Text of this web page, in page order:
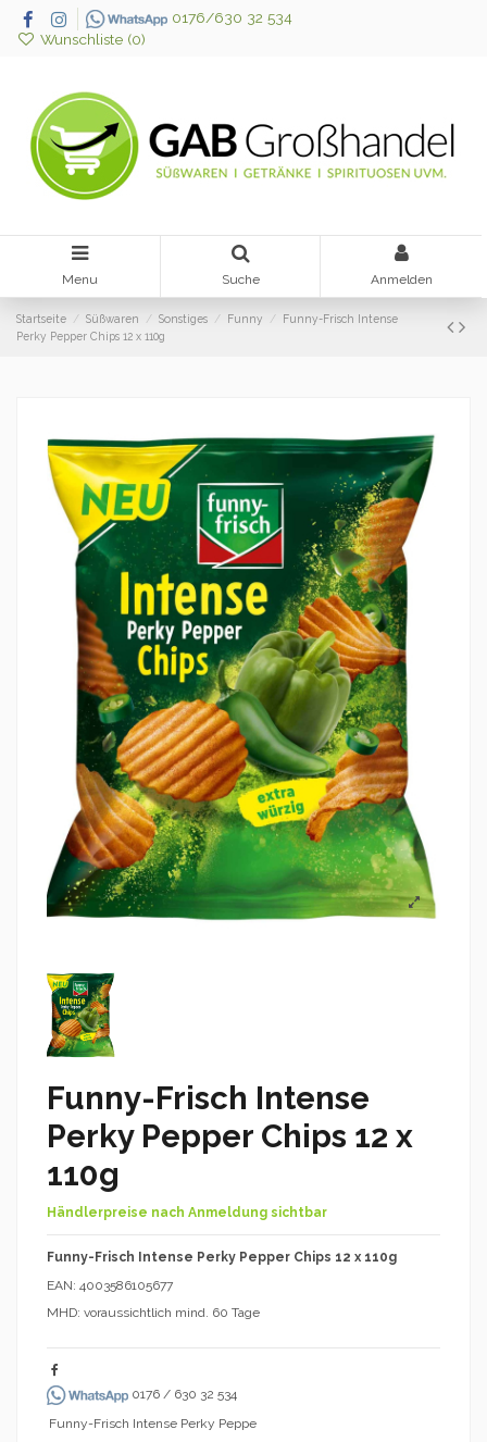
0176/630 32 534
Wunschliste (0)
Menu Suche Anmelden
Startseite Süßwaren Sonstiges Funny
Funny-Frisch Intense
Perky Pepper Chips 12 x 110g
Funny-Frisch Intense
Perky Pepper Chips 12 x
110g
Händlerpreise nach Anmeldung sichtbar
Funny-Frisch Intense Perky Pepper Chips 12 x 110g
EAN: 4003586105677
MHD: voraussichtlich mind. 60 Tage
0176 / 630 32 534
Funny-Frisch Intense Perky Peppe